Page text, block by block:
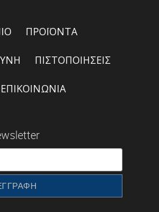
ΠΡΟΪΟΝΤΑ
ΠΙΣΤΟΠΟΙΗΣΕΙΣ
ΕΠΙΚΟΙΝΩΝΙΑ